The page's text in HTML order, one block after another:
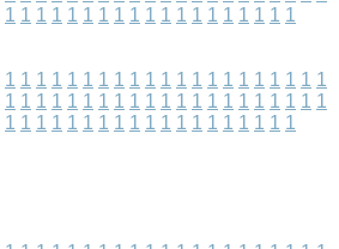
1 1 1 1 1 1 1 1 1 1 1 1 1 1 1 1 1 1 1
1 1 1 1 1 1 1 1 1 1 1 1 1 1 1 1 1 1 1 1 1
1 1 1 1 1 1 1 1 1 1 1 1 1 1 1 1 1 1 1 1 1
1 1 1 1 1 1 1 1 1 1 1 1 1 1 1 1 1 1 1